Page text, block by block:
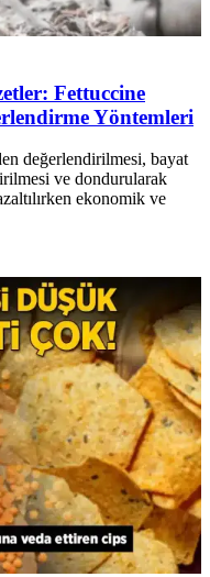
Fettuccine
Yöntemleri
değerlendirilmesi, bayat
ve dondurularak
ekonomik ve